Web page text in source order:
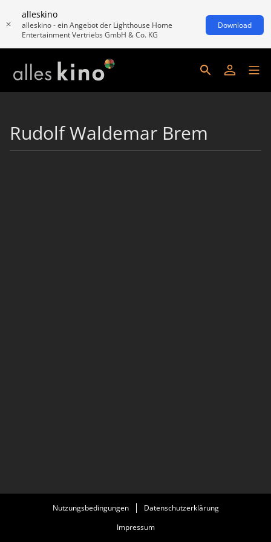
alleskino
alleskino - ein Angebot der Lighthouse Home
Entertainment Vertriebs GmbH & Co. KG
Download
Rudolf Waldemar Brem
Nutzungsbedingungen
Datenschutzerklärung
Impressum